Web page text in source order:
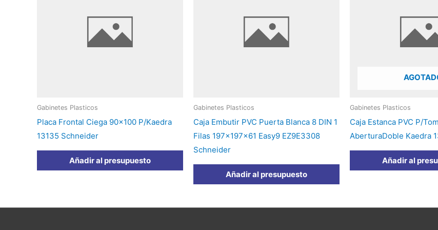
Gabinetes Plasticos
Placa Frontal Ciega 90×100 P/Kaedra
13135 Schneider
Añadir al presupuesto
Gabinetes Plasticos
Caja Embutir PVC Puerta Blanca 8 DIN 1
Filas 197x197x61 Easy9 EZ9E3308
Schneider
Añadir al presupuesto
Gabinetes Plasticos
Caja Estanca PVC P/
AberturaDoble Kaedra
Añadir al